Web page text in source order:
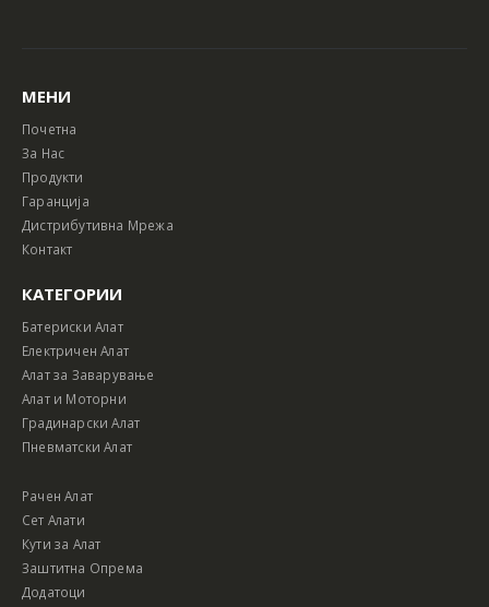
МЕНИ
Почетна
За Нас
Продукти
Гаранција
Дистрибутивна Мрежа
Контакт
КАТЕГОРИИ
Батериски Алат
Електричен Алат
Алат за Заварување
Алат и Моторни
Градинарски Алат
Пневматски Алат
Рачен Алат
Сет Алати
Кути за Алат
Заштитна Опрема
Додатоци